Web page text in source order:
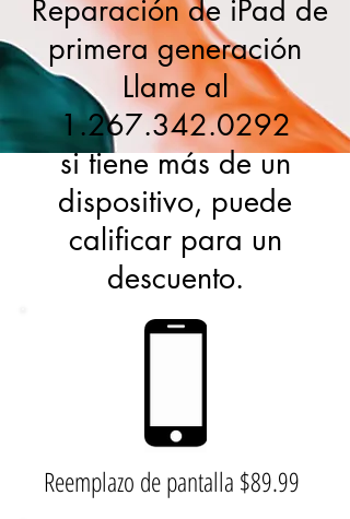
Reparación de iPad de
primera generación
Llame al
1.267.342.0292
si tiene más de un
dispositivo, puede
calificar para un
descuento.
Reemplazo de pantalla $89.99